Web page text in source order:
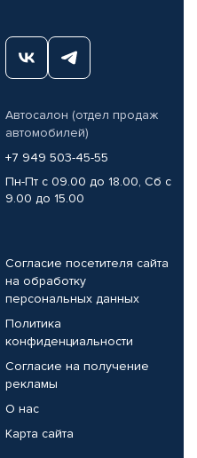
Автосалон (отдел продаж
автомобилей)
+7 949 503-45-55
Пн-Пт с 09.00 до 18.00, Сб с
9.00 до 15.00
Согласие посетителя сайта
на обработку
персональных данных
Политика
конфиденциальности
Согласие на получение
рекламы
О нас
Карта сайта